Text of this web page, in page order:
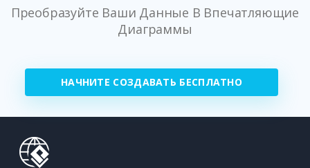
Преобразуйте Ваши Данные В Впечатляющие
Диаграммы
НАЧНИТЕ СОЗДАВАТЬ БЕСПЛАТНО